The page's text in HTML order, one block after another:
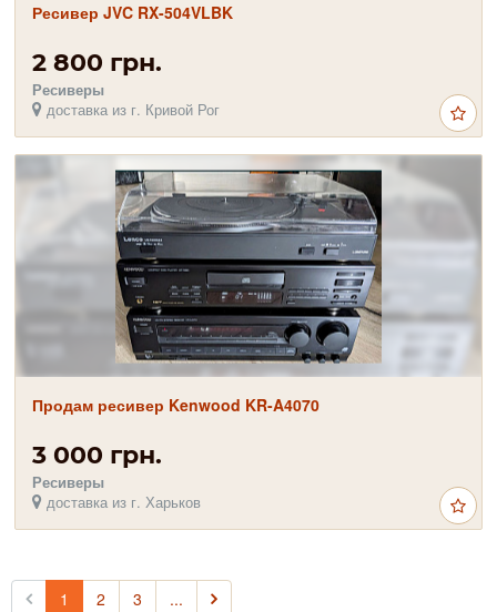
Ресивер JVC RX-504VLBK
2 800 грн.
Ресиверы
доставка из г. Кривой Рог
Продам ресивер Kenwood KR-A4070
3 000 грн.
Ресиверы
доставка из г. Харьков
1 2 3 ...